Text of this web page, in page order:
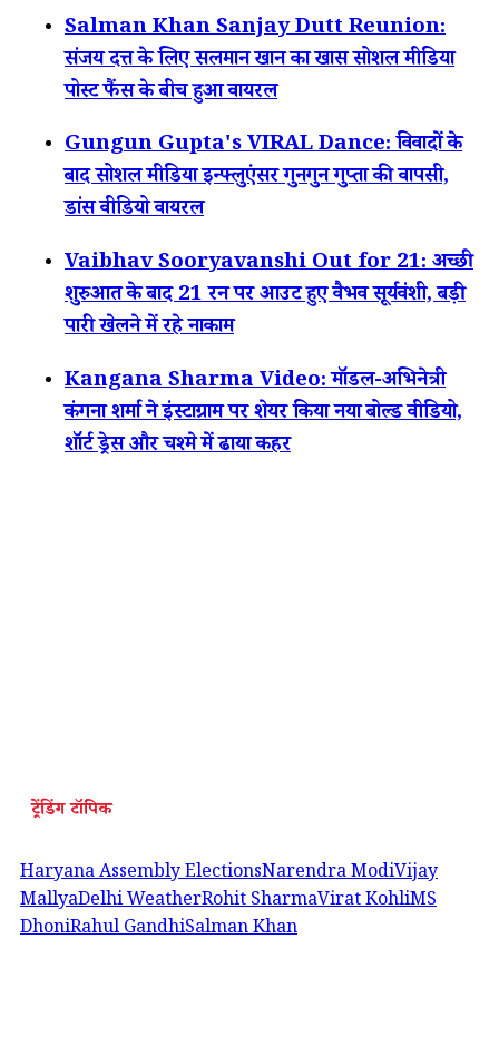
Salman Khan Sanjay Dutt Reunion:
संजय दत्त के लिए सलमान खान का खास सोशल मीडिया
पोस्ट फैंस के बीच हुआ वायरल
Gungun Gupta's VIRAL Dance: विवादों के
बाद सोशल मीडिया इन्फ्लुएंसर गुनगुन गुप्ता की वापसी,
डांस वीडियो वायरल
Vaibhav Sooryavanshi Out for 21: अच्छी
शुरुआत के बाद 21 रन पर आउट हुए वैभव सूर्यवंशी, बड़ी
पारी खेलने में रहे नाकाम
Kangana Sharma Video: मॉडल-अभिनेत्री
कंगना शर्मा ने इंस्टाग्राम पर शेयर किया नया बोल्ड वीडियो,
शॉर्ट ड्रेस और चश्मे में ढाया कहर
ट्रेंडिंग टॉपिक
Haryana Assembly ElectionsNarendra ModiVijay
MallyaDelhi WeatherRohit SharmaVirat KohliMS
DhoniRahul GandhiSalman Khan